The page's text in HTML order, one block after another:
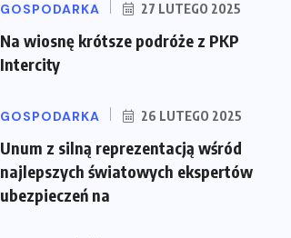
GOSPODARKA 27 LUTEGO 2025
Na wiosnę krótsze podróże z PKP
Intercity
GOSPODARKA 26 LUTEGO 2025
Unum z silną reprezentacją wśród
najlepszych światowych ekspertów
ubezpieczeń na